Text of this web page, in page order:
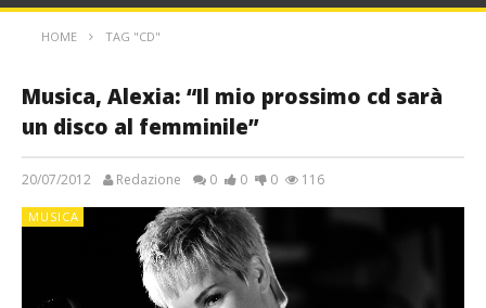
HOME TAG "CD"
Musica, Alexia: “Il mio prossimo cd sarà
un disco al femminile”
20/07/2012 Redazione 0 0 0 116
MUSICA